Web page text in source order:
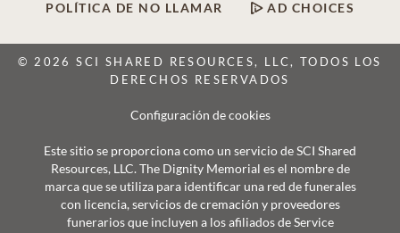
POLÍTICA DE NO LLAMAR
AD CHOICES
© 2026 SCI SHARED RESOURCES, LLC, TODOS LOS
DERECHOS RESERVADOS
Configuración de cookies
Este sitio se proporciona como un servicio de SCI Shared
Resources, LLC. The Dignity Memorial es el nombre de
marca que se utiliza para identificar una red de funerales
con licencia, servicios de cremación y proveedores
funerarios que incluyen a los afiliados de Service